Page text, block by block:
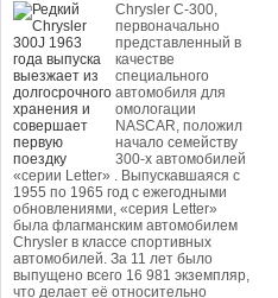
Chrysler C-300,
первоначально
представленный в
качестве
специального
автомобиля для
омологации
NASCAR, положил
начало семейству
300-х автомобилей
«серии Letter» . Выпускавшаяся с
1955 по 1965 год с ежегодными
обновлениями, «серия Letter»
была флагманским автомобилем
Chrysler в классе спортивных
автомобилей. За 11 лет было
выпущено всего 16 981 экземпляр,
что делает её относительно